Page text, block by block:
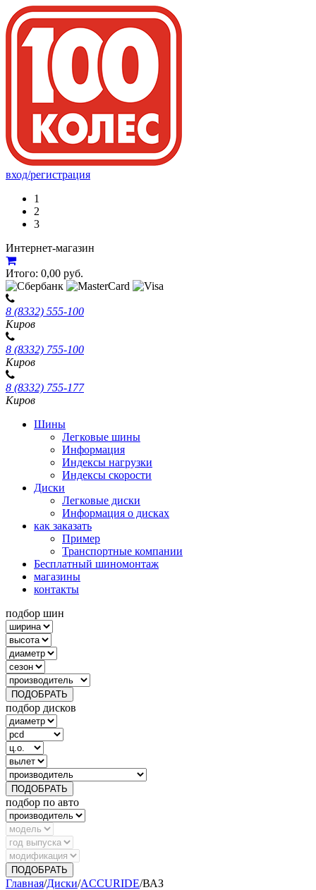
вход/регистрация
1
2
3
Интернет-магазин
Итого: 0,00 руб.
8 (8332) 555-100
Киров
8 (8332) 755-100
Киров
8 (8332) 755-177
Киров
Шины
Легковые шины
Информация
Индексы нагрузки
Индексы скорости
Диски
Легковые диски
Информация о дисках
как заказать
Пример
Транспортные компании
Бесплатный шиномонтаж
магазины
контакты
подбор шин
ПОДОБРАТЬ
подбор дисков
ПОДОБРАТЬ
подбор по авто
ПОДОБРАТЬ
Главная/Диски/ACCURIDE/ВАЗ